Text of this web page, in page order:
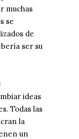
muchas
se
de
ser su
ideas
Todas las
la
un